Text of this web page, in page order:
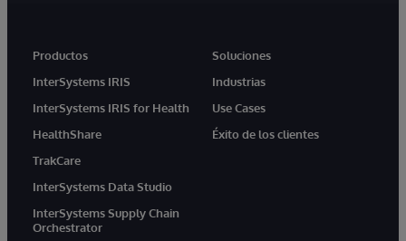
Productos
InterSystems IRIS
InterSystems IRIS for Health
HealthShare
TrakCare
InterSystems Data Studio
InterSystems Supply Chain
Orchestrator
Soluciones
Industrias
Use Cases
Éxito de los clientes